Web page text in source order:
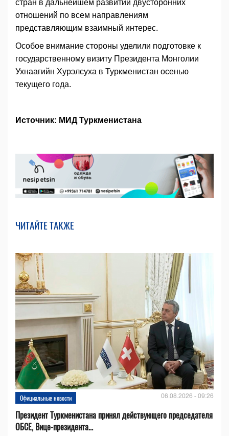
стран в дальнейшем развитии двусторонних
отношений по всем направлениям
представляющим взаимный интерес.
Особое внимание стороны уделили подготовке к
государственному визиту Президента Монголии
Ухнаагийн Хурэлсуха в Туркменистан осенью
текущего года.
Источник: МИД Туркменистана
ЧИТАЙТЕ ТАКЖЕ
Официальные новости 06.08.2026 - 09:26
Президент Туркменистана принял действующего председателя
ОБСЕ, Вице-президента...